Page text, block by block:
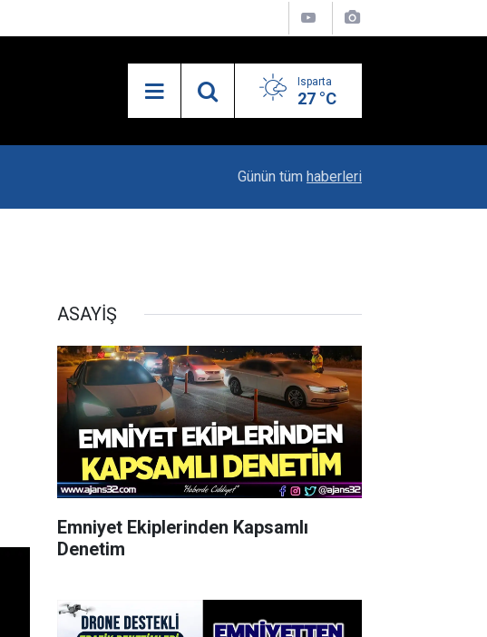
Isparta
27 °C
Uzaktan Hasta Değerlendirme Sistemi İle Yeni
Günün tüm haberleri
ASAYİŞ
Emniyet Ekiplerinden Kapsamlı
Denetim